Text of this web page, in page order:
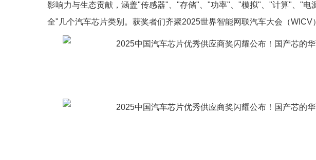
影响力与生态贡献，涵盖"传感器"、"存储"、"功率"、"模拟"、"计算"、"
全"几个汽车芯片类别。获奖者们齐聚2025世界智能网联汽车大会（WICV